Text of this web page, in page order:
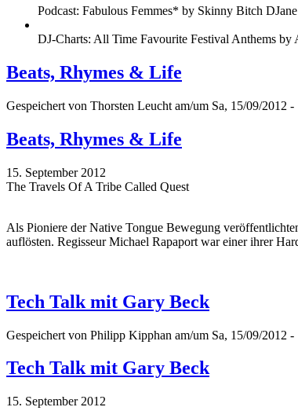
Podcast: Fabulous Femmes* by Skinny Bitch
DJ-Charts: All Time Favourite Festival Anthems
Beats, Rhymes & Life
Gespeichert von Thorsten Leucht am/um Sa, 15/09/2012 -
Beats, Rhymes & Life
15. September 2012
The Travels Of A Tribe Called Quest
Als Pioniere der Native Tongue Bewegung
auflösten. Regisseur Michael Rapaport war einer ihrer
Tech Talk mit Gary Beck
Gespeichert von Philipp Kipphan am/um Sa, 15/09/2012 -
Tech Talk mit Gary Beck
15. September 2012